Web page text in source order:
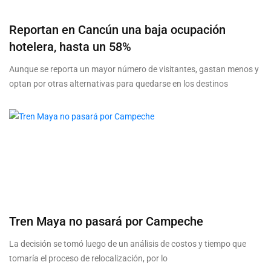
Reportan en Cancún una baja ocupación
hotelera, hasta un 58%
Aunque se reporta un mayor número de visitantes, gastan menos y
optan por otras alternativas para quedarse en los destinos
Tren Maya no pasará por Campeche
La decisión se tomó luego de un análisis de costos y tiempo que
tomaría el proceso de relocalización, por lo